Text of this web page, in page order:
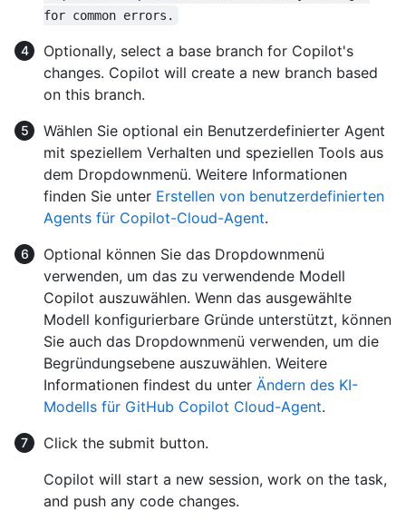
for common errors.
Optionally, select a base branch for Copilot's
changes. Copilot will create a new branch based
on this branch.
Wählen Sie optional ein Benutzerdefinierter Agent
mit speziellem Verhalten und speziellen Tools aus
dem Dropdownmenü. Weitere Informationen
finden Sie unter Erstellen von benutzerdefinierten
Agents für Copilot-Cloud-Agent.
Optional können Sie das Dropdownmenü
verwenden, um das zu verwendende Modell
Copilot auszuwählen. Wenn das ausgewählte
Modell konfigurierbare Gründe unterstützt, können
Sie auch das Dropdownmenü verwenden, um die
Begründungsebene auszuwählen. Weitere
Informationen findest du unter Ändern des KI-
Modells für GitHub Copilot Cloud-Agent.
Click the submit button.
Copilot will start a new session, work on the task,
and push any code changes.